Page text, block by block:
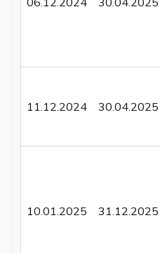
11.12.2024 30.04.2025
10.01.2025 31.12.2025